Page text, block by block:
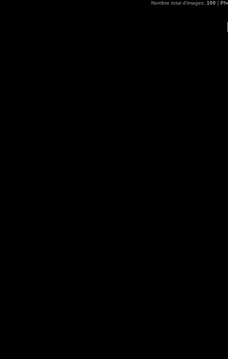
Nombre total d'images: 100 |